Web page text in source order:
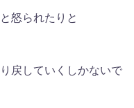
怒られたりと
戻していくしかないで